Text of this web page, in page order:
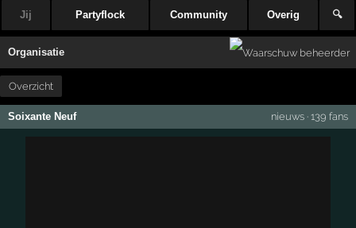
Jij Partyflock Community Overig 🔍
Organisatie
Overzicht
Soixante Neuf nieuws· 139 fans